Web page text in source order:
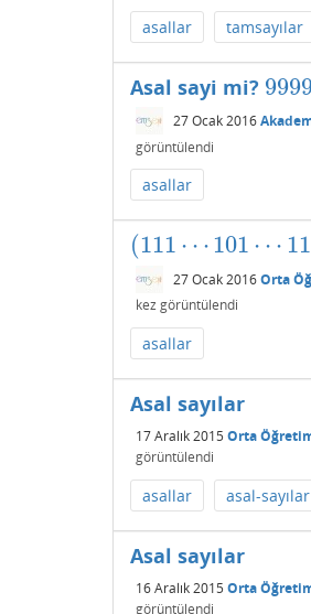
asallar tamsayılar
Asal sayi mi?
27 Ocak 2016
görüntülendi
asallar
(111 ⋯101 ⋯
(111⋯ 101⋯111 )2
27 Ocak 2016Orta
kez görüntülendi
asallar
Asal sayılar
17 Aralık 2015 Orta
görüntülendi
asallar asal-sayılar
Asal sayılar
16 Aralık 2015 Orta
görüntülendi